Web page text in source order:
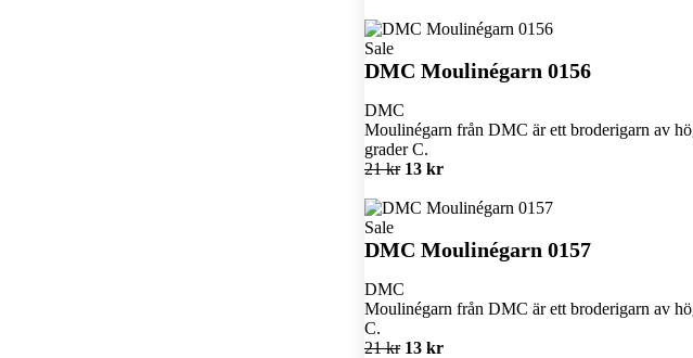
Sale
DMC Moulinégarn 0156
DMC
Moulinégarn från DMC är ett broderigarn av
grader C.
21 kr 13 kr
Sale
DMC Moulinégarn 0157
DMC
Moulinégarn från DMC är ett broderigarn av
C.
21 kr 13 kr